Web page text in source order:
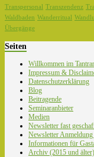
Transpersonal Transzendenz
Waldbaden Wanderritual
Übergänge
Seiten
Willkommen im
Impressum &
Datenschutzerklärung
Blog
Beitragende
Seminaranbieter
Medien
Newsletter fast
Newsletter Anmeldung
Informationen für
Archiv (2015 und älter)